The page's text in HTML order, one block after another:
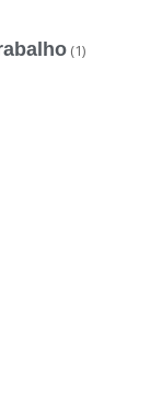
(1)